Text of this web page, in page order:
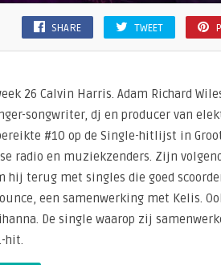
SHARE TWEET
26 Calvin Harris. Adam Richard
songwriter, dj en producer van
#10 op de Single-hitlijst in
radio en muziekzenders. Zijn
hij terug met singles die goed
een samenwerking met Kelis.
De single waarop zij
hit.